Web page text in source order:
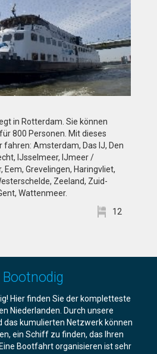
in Rotterdam. Sie können
800 Personen. Mit dieses
fahren: Amsterdam, Das IJ, Den
IJsselmeer, IJmeer /
Eem, Grevelingen, Haringvliet,
Zeeland, Zuid-
Wattenmeer.
12
Hier finden Sie der kompletteste
Niederlanden. Durch unsere
das kumulierten Netzwerk können
ein Schiff zu finden, das Ihren
Bootfahrt organisieren ist sehr